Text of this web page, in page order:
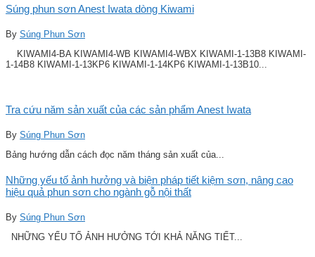
Súng phun sơn Anest Iwata dòng Kiwami
By Súng Phun Sơn
KIWAMI4-BA KIWAMI4-WB KIWAMI4-WBX KIWAMI-1-13B8 KIWAMI-
1-14B8 KIWAMI-1-13KP6 KIWAMI-1-14KP6 KIWAMI-1-13B10...
Tra cứu năm sản xuất của các sản phẩm Anest Iwata
By Súng Phun Sơn
Bảng hướng dẫn cách đọc năm tháng sản xuất của...
Những yếu tố ảnh hưởng và biện pháp tiết kiệm sơn, nâng cao
hiệu quả phun sơn cho ngành gỗ nội thất
By Súng Phun Sơn
NHỮNG YẾU TỐ ẢNH HƯỞNG TỚI KHẢ NĂNG TIẾT...